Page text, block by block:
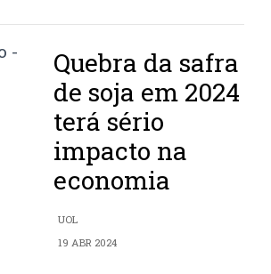
Quebra da safra
de soja em 2024
terá sério
impacto na
economia
UOL
19 ABR 2024